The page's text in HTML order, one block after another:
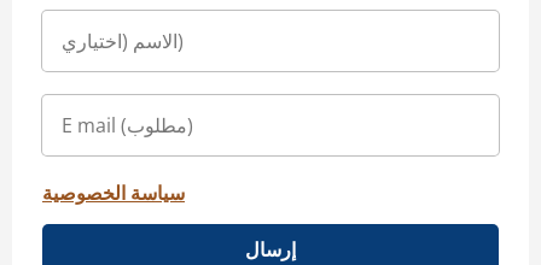
سياسة الخصوصية
إرسال